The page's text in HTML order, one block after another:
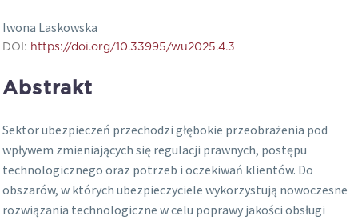
Iwona Laskowska
DOI: https://doi.org/10.33995/wu2025.4.3
Abstrakt
Sektor ubezpieczeń przechodzi głębokie przeobrażenia pod
wpływem zmieniających się regulacji prawnych, postępu
technologicznego oraz potrzeb i oczekiwań klientów. Do
obszarów, w których ubezpieczyciele wykorzystują nowoczesne
rozwiązania technologiczne w celu poprawy jakości obsługi